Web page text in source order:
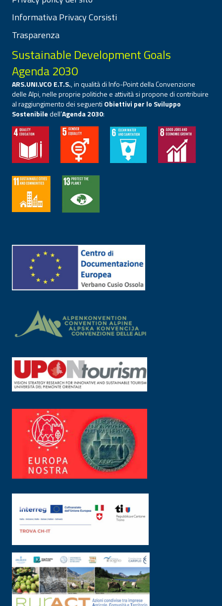
Informativa Privacy Corsisti
Trasparenza
Sustainable Development Goals
Agenda 2030
ARS.UNI.VCO E.T.S., in qualità di Info-Point della Convenzione
delle Alpi, nelle proprie politiche e attività si propone di contribuire
al raggiungimento dei seguenti Obiettivi per lo Sviluppo
Sostenibiledell’Agenda 2030: